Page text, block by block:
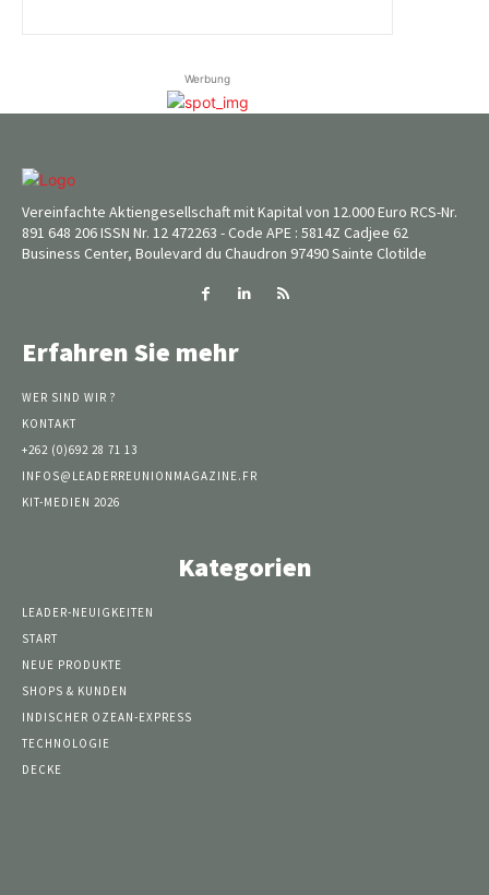
Werbung
Vereinfachte Aktiengesellschaft mit Kapital von 12.000 Euro RCS-Nr.
891 648 206 ISSN Nr. 12 472263 - Code APE : 5814Z Cadjee 62
Business Center, Boulevard du Chaudron 97490 Sainte Clotilde
Erfahren Sie mehr
WER SIND WIR ?
KONTAKT
+262 (0)692 28 71 13
INFOS@LEADERREUNIONMAGAZINE.FR
KIT-MEDIEN 2026
Kategorien
LEADER-NEUIGKEITEN
START
NEUE PRODUKTE
SHOPS & KUNDEN
INDISCHER OZEAN-EXPRESS
TECHNOLOGIE
DECKE